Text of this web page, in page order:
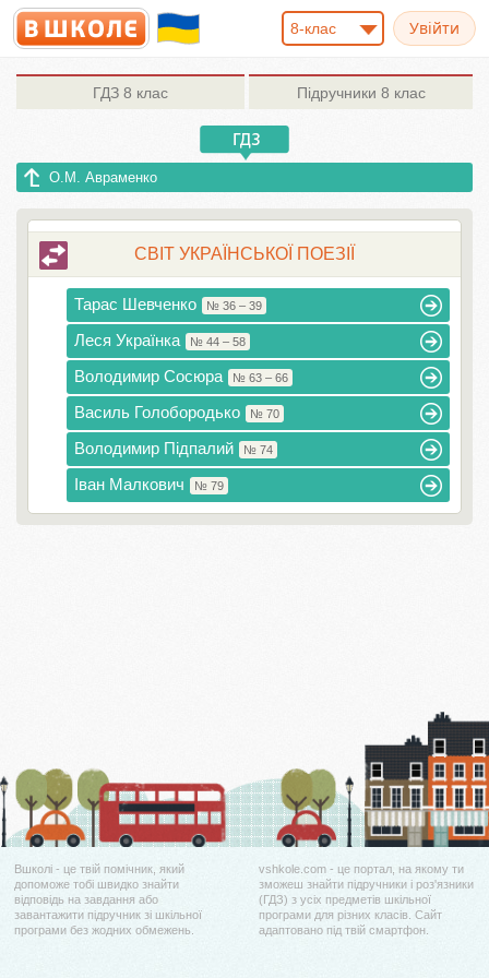
8-клас
ГДЗ 8 клас Підручники 8 клас
О.М. Авраменко
СВІТ УКРАЇНСЬКОЇ ПОЕЗІЇ
Тарас Шевченко № 36 – 39
Леся Українка № 44 – 58
Володимир Сосюра № 63 – 66
Василь Голобородько № 70
Володимир Підпалий № 74
Іван Малкович № 79
Вшколі - це твій помічник, який
допоможе тобі швидко знайти
відповідь на завдання або
завантажити підручник зі шкільної
програми без жодних обмежень.
vshkole.com - це портал, на якому ти
зможеш знайти підручники і роз'язники
(ГДЗ) з усіх предметів шкільної
програми для різних класів. Сайт
адаптовано під твій смартфон.